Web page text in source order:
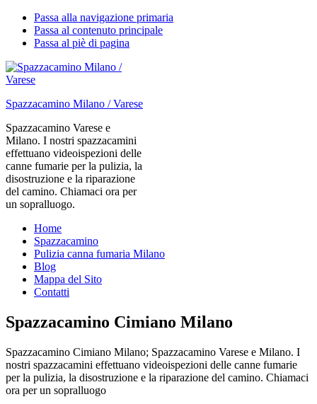
Passa alla navigazione primaria
Passa al contenuto principale
Passa al piè di pagina
Spazzacamino Milano / Varese
Spazzacamino Varese e
Milano. I nostri spazzacamini
effettuano videoispezioni delle
canne fumarie per la pulizia, la
disostruzione e la riparazione
del camino. Chiamaci ora per
un sopralluogo.
Home
Spazzacamino
Pulizia canna fumaria Milano
Blog
Mappa del Sito
Contatti
Spazzacamino Cimiano Milano
Spazzacamino Cimiano Milano; Spazzacamino Varese e Milano. I
nostri spazzacamini effettuano videoispezioni delle canne fumarie
per la pulizia, la disostruzione e la riparazione del camino. Chiamaci
ora per un sopralluogo